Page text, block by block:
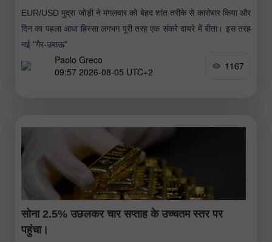
EUR/USD मुद्रा जोड़ी ने मंगलवार को बेहद शांत तरीके से कारोबार किया और
दिन का पहला आधा हिस्सा लगभग पूरी तरह एक संकरे दायरे में बीता। इस तरह
नई "गैर-उबाऊ"
Paolo Greco
09:57 2026-08-05 UTC+2
1167
सोना 2.5% उछलकर चार सप्ताह के उच्चतम स्तर पर
पहुंचा।